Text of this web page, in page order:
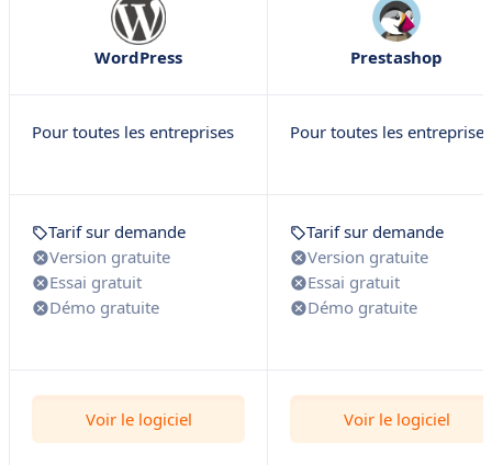
WordPress Prestashop
Pour toutes les entreprises Pour toutes les entreprises
Tarif sur demande
Version gratuite
Essai gratuit
Démo gratuite
Tarif sur demande
Version gratuite
Essai gratuit
Démo gratuite
Voir le logiciel Voir le logiciel